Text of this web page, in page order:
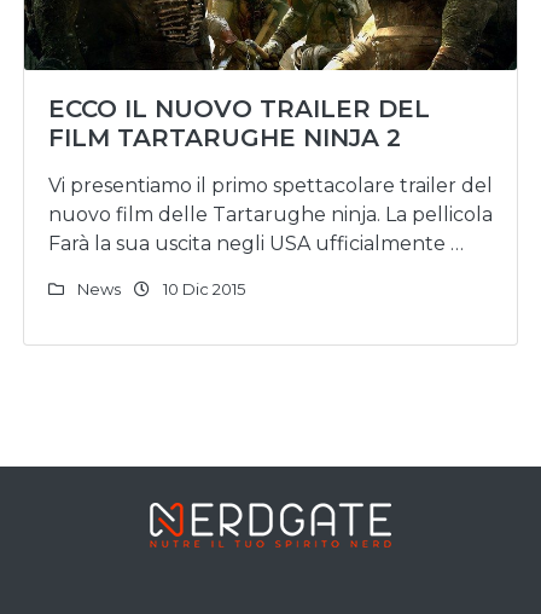
ECCO IL NUOVO TRAILER DEL
FILM TARTARUGHE NINJA 2
Vi presentiamo il primo spettacolare trailer del
nuovo film delle Tartarughe ninja. La pellicola
Farà la sua uscita negli USA ufficialmente …
News 10 Dic 2015